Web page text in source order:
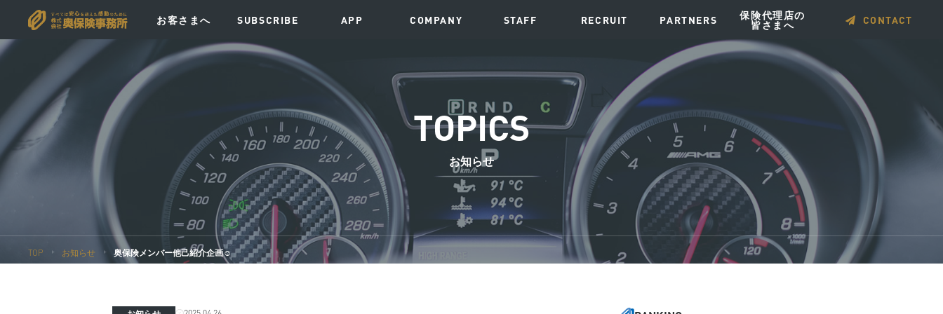
お客さまへ
VISION
SUBSCRIBE APP COMPANY STAFF RECRUIT PARTNERS 保険代理店の
皆さまへ CONTACT
TOPICS
お知らせ
TOP お知らせ 奥保険メンバー他己紹介企画☺️